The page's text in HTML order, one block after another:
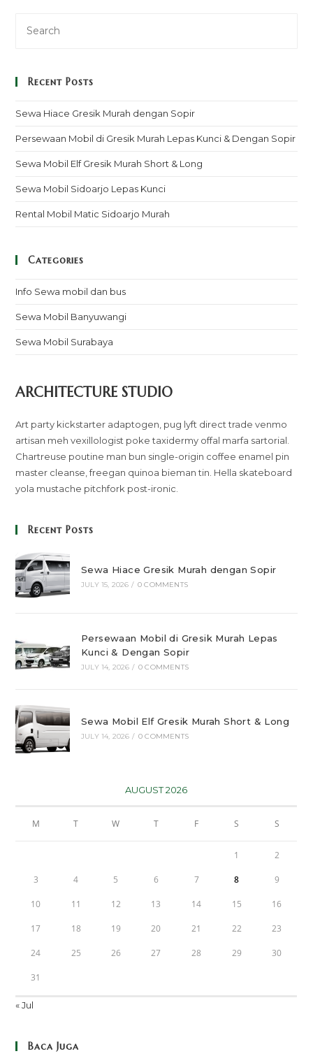
Recent Posts
Sewa Hiace Gresik Murah dengan Sopir
Persewaan Mobil di Gresik Murah Lepas Kunci & Dengan Sopir
Sewa Mobil Elf Gresik Murah Short & Long
Sewa Mobil Sidoarjo Lepas Kunci
Rental Mobil Matic Sidoarjo Murah
Categories
Info Sewa mobil dan bus
Sewa Mobil Banyuwangi
Sewa Mobil Surabaya
ARCHITECTURE STUDIO
Art party kickstarter adaptogen, pug lyft direct trade venmo
artisan meh vexillologist poke taxidermy offal marfa sartorial.
Chartreuse poutine man bun single-origin coffee enamel pin
master cleanse, freegan quinoa bieman tin. Hella skateboard
yola mustache pitchfork post-ironic.
Recent Posts
Sewa Hiace Gresik Murah dengan Sopir
JULY 15, 2026 / 0 COMMENTS
Persewaan Mobil di Gresik Murah Lepas
Kunci & Dengan Sopir
JULY 14, 2026 / 0 COMMENTS
Sewa Mobil Elf Gresik Murah Short & Long
JULY 14, 2026 / 0 COMMENTS
AUGUST 2026
M T W T F S S
1 2
3 4 5 6 7 8 9
10 11 12 13 14 15 16
17 18 19 20 21 22 23
24 25 26 27 28 29 30
31
« Jul
Baca Juga